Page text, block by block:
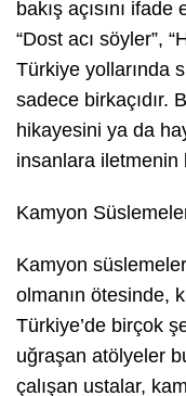
bakış açısını
“Dost acı söyler”,
Türkiye yollarında
sadece birkaçıdır.
hikayesini ya da
insanlara iletmenin
Kamyon
Kamyon
olmanın ötesinde,
Türkiye’de birçok
uğraşan atölyeler
çalışan ustalar,